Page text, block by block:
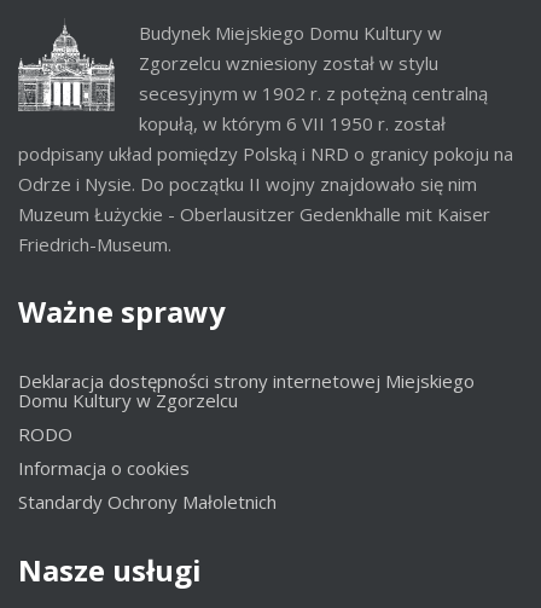
Budynek Miejskiego Domu Kultury w
Zgorzelcu wzniesiony został w stylu
secesyjnym w 1902 r. z potężną centralną
kopułą, w którym 6 VII 1950 r. został
podpisany układ pomiędzy Polską i NRD o granicy pokoju na
Odrze i Nysie. Do początku II wojny znajdowało się nim
Muzeum Łużyckie - Oberlausitzer Gedenkhalle mit Kaiser
Friedrich-Museum.
Ważne sprawy
Deklaracja dostępności strony internetowej Miejskiego
Domu Kultury w Zgorzelcu
RODO
Informacja o cookies
Standardy Ochrony Małoletnich
Nasze usługi